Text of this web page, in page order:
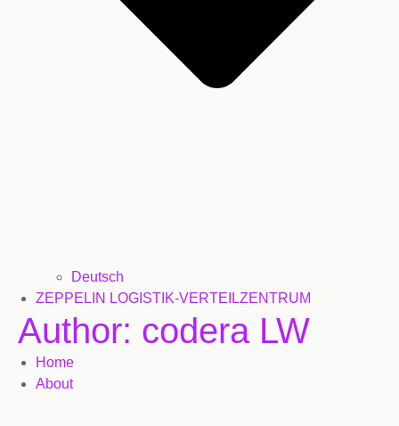
Deutsch
ZEPPELIN LOGISTIK-VERTEILZENTRUM
Author: codera LW
Home
About